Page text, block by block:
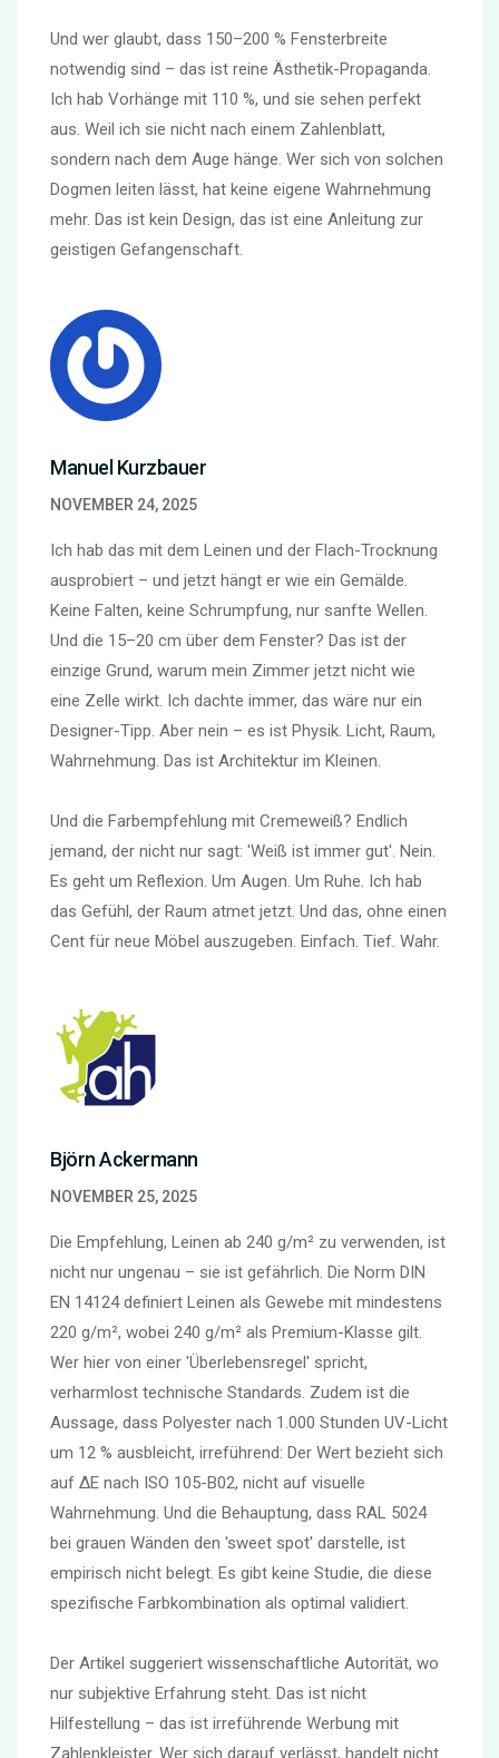
Und wer glaubt, dass 150–200 % Fensterbreite
notwendig sind – das ist reine Ästhetik-Propaganda.
Ich hab Vorhänge mit 110 %, und sie sehen perfekt
aus. Weil ich sie nicht nach einem Zahlenblatt,
sondern nach dem Auge hänge. Wer sich von solchen
Dogmen leiten lässt, hat keine eigene Wahrnehmung
mehr. Das ist kein Design, das ist eine Anleitung zur
geistigen Gefangenschaft.
Manuel Kurzbauer
NOVEMBER 24, 2025
Ich hab das mit dem Leinen und der Flach-Trocknung
ausprobiert – und jetzt hängt er wie ein Gemälde.
Keine Falten, keine Schrumpfung, nur sanfte Wellen.
Und die 15–20 cm über dem Fenster? Das ist der
einzige Grund, warum mein Zimmer jetzt nicht wie
eine Zelle wirkt. Ich dachte immer, das wäre nur ein
Designer-Tipp. Aber nein – es ist Physik. Licht, Raum,
Wahrnehmung. Das ist Architektur im Kleinen.
Und die Farbempfehlung mit Cremeweiß? Endlich
jemand, der nicht nur sagt: 'Weiß ist immer gut'. Nein.
Es geht um Reflexion. Um Augen. Um Ruhe. Ich hab
das Gefühl, der Raum atmet jetzt. Und das, ohne einen
Cent für neue Möbel auszugeben. Einfach. Tief. Wahr.
Björn Ackermann
NOVEMBER 25, 2025
Die Empfehlung, Leinen ab 240 g/m² zu verwenden, ist
nicht nur ungenau – sie ist gefährlich. Die Norm DIN
EN 14124 definiert Leinen als Gewebe mit mindestens
220 g/m², wobei 240 g/m² als Premium-Klasse gilt.
Wer hier von einer 'Überlebensregel' spricht,
verharmlost technische Standards. Zudem ist die
Aussage, dass Polyester nach 1.000 Stunden UV-Licht
um 12 % ausbleicht, irreführend: Der Wert bezieht sich
auf ΔE nach ISO 105-B02, nicht auf visuelle
Wahrnehmung. Und die Behauptung, dass RAL 5024
bei grauen Wänden den 'sweet spot' darstelle, ist
empirisch nicht belegt. Es gibt keine Studie, die diese
spezifische Farbkombination als optimal validiert.
Der Artikel suggeriert wissenschaftliche Autorität, wo
nur subjektive Erfahrung steht. Das ist nicht
Hilfestellung – das ist irreführende Werbung mit
Zahlenkleister. Wer sich darauf verlässt, handelt nicht